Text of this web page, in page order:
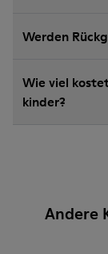
Werden
Wie viel
kinder?
Andere